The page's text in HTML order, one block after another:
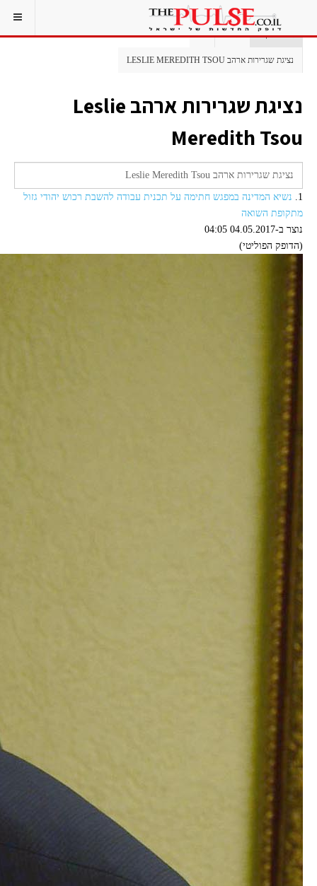
אתם כאן: ראשי תג
נציגת שגרירות ארהב LESLIE MEREDITH TSOU
נציגת שגרירות ארהב Leslie
Meredith Tsou
1.
נשיא המדינה במפגש חתימה על תכנית עבודה להשבת רכוש יהודי גזול
מתקופת השואה
נוצר ב-04.05.2017 04:05
(הדופק הפוליטי)